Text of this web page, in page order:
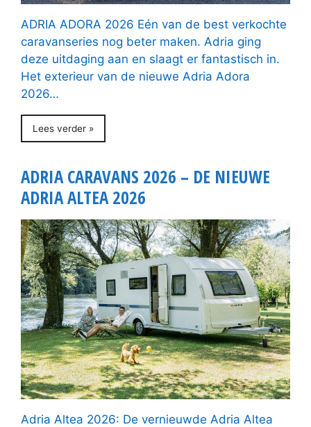
ADRIA ADORA 2026 Eén van de best verkochte
caravanseries nog beter maken. Adria ging
deze uitdaging aan en slaagt er fantastisch in.
Het exterieur van de nieuwe Adria Adora
2026…
Lees verder »
ADRIA CARAVANS 2026 – DE NIEUWE
ADRIA ALTEA 2026
Adria Altea 2026: De vernieuwde Adria Altea